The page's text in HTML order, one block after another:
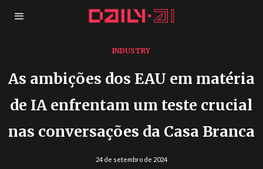
INDUSTRY
As ambições dos EAU em matéria
de IA enfrentam um teste crucial
nas conversações da Casa Branca
24 de setembro de 2024